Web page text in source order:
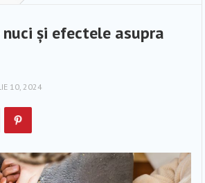
nuci și efectele asupra
10, 2024